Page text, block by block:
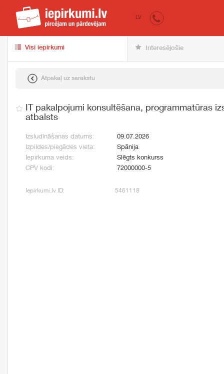
iepirkumi.lv
LV
Visi iepirkumi Interesējošie
Atpakaļ uz sarakstu
IT pakalpojumi konsultēšana, programmatūras
atbalsts
Izsludināšanas datums:
09.07.2026
Izpildes/piegādes vieta:
Spānija
Iepirkuma veids:
Slēgts konkurss
CPV kodi:
72000000-5
Iepirkumi.lv ID: 5461118